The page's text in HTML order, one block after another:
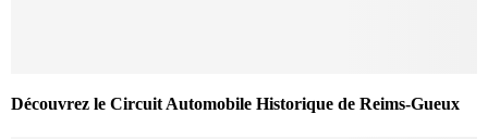
Découvrez le Circuit Automobile Historique de Reims-Gueux